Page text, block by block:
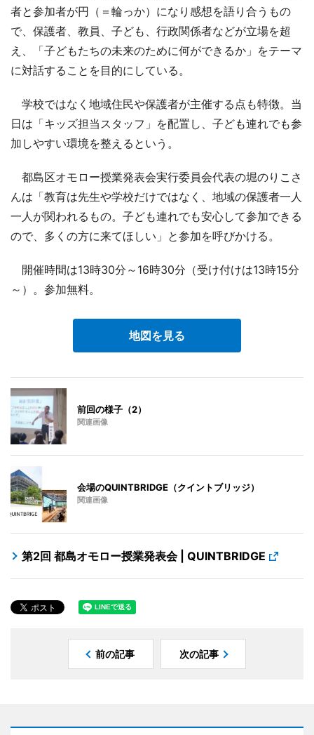
者と参加者が円（＝輪っか）になり感想を語り合うもの
で、保護者、教員、子ども、行政関係者などが立場を超
え、「子どもたちの未来のために何ができるか」をテーマ
に対話することを目的にしている。
学校ではなく地域住民や保護者が主催する点も特徴。当
日は「キッズ担当スタッフ」を配置し、子ども連れでも参
加しやすい環境を整えるという。
都島区オモロー授業発表会実行委員会代表の堀のりこさ
んは「教育は先生や学校だけではなく、地域の保護者一人
一人が関われるもの。子ども連れでも安心して参加できる
ので、多くの方に来てほしい」と参加を呼びかける。
開催時間は13時30分～16時30分（受け付けは13時15分
～）。参加無料。
地図を見る
前回の様子（2）
関連画像
会場のQUINTBRIDGE（クイントブリッジ）
関連画像
第2回 都島オモロー授業発表会 | QUINTBRIDGE
前の記事 次の記事